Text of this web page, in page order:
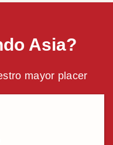
Asia?
mayor placer